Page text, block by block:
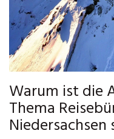
Warum ist die
Thema